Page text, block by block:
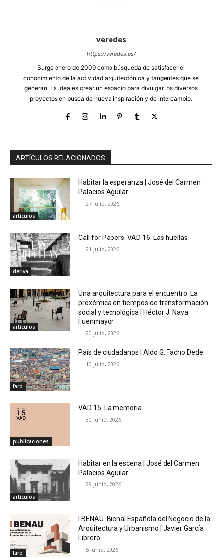
veredes
https://veredes.es/
Surge enero de 2009 como búsqueda de satisfacer el
conocimiento de la actividad arquitectónica y tangentes que se
generan. La idea es crear un espacio para divulgar los diversos
proyectos en busca de nueva inspiración y de intercambio.
ARTÍCULOS RELACIONADOS
artículos
Habitar la esperanza | José del Carmen
Palacios Aguilar
27 julio, 2026
deriva
Call for Papers. VAD 16. Las huellas
21 julio, 2026
artículos
Una arquitectura para el encuentro. La
proxémica en tiempos de transformación
social y tecnológica | Héctor J. Nava
Fuenmayor
20 julio, 2026
faro
País de ciudadanos | Aldo G. Facho Dede
10 julio, 2026
publicaciones
VAD 15. La memoria
30 junio, 2026
artículos
Habitar en la escena | José del Carmen
Palacios Aguilar
29 junio, 2026
faro
I BENAU. Bienal Española del Negocio de la
Arquitectura y Urbanismo | Javier García
Librero
5 junio, 2026